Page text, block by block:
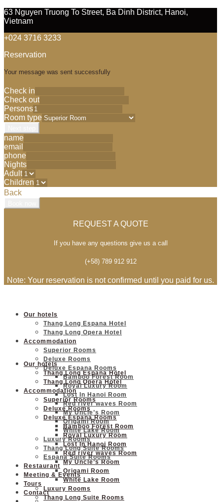
63 Nguyen Truong To Street, Ba Dinh District, Hanoi,
Vietnam
+024 3716 3233
Reservation
Your message was sent successfully
Check in
Check out
Persons
Room type
name
email
phone
Nights
Adult
Children
Back
REQUEST A QUOTE
If you have any questions give us a call
(+58) 789 912 912
Note: Your reservation is not confirmed until you paid for us.
Our hotels
Thang Long Espana Hotel
Thang Long Opera Hotel
Accommodation
Superior Rooms
Deluxe Rooms
Deluxe Espana Rooms
Bamboo Forest Room
Royal Luxury Room
Lost In Hanoi Room
Red river waves Room
My Uncle’s Room
Origami Room
White Lake Room
Luxury Rooms
Thang Long Suite Rooms
Espana Suite Rooms
Restaurant
Meeting & Events
Tours
Contact
Our hotels
Thang Long Espana Hotel
Thang Long Opera Hotel
Accommodation
Superior Rooms
Deluxe Rooms
Deluxe Espana Rooms
Bamboo Forest Room
Royal Luxury Room
Lost In Hanoi Room
Red river waves Room
My Uncle’s Room
Origami Room
White Lake Room
Luxury Rooms
Thang Long Suite Rooms